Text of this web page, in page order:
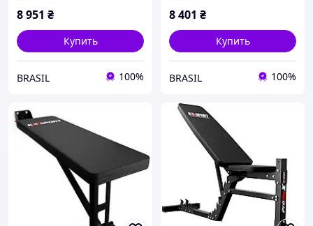
8 951 ₴
Купить
BRASIL 100%
8 401 ₴
Купить
BRASIL 100%